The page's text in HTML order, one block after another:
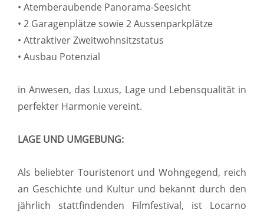
• Atemberaubende Panorama-Seesicht
• 2 Garagenplätze sowie 2 Aussenparkplätze
• Attraktiver Zweitwohnsitzstatus
• Ausbau Potenzial
in Anwesen, das Luxus, Lage und Lebensqualität in
perfekter Harmonie vereint.
LAGE UND UMGEBUNG:
Als beliebter Touristenort und Wohngegend, reich
an Geschichte und Kultur und bekannt durch den
jährlich stattfindenden Filmfestival, ist Locarno